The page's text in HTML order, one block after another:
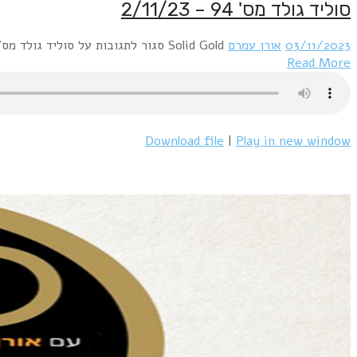
סוליד גולד מס' 94 – 2/11/23
03/11/2023 אורן עמרם Solid Gold סגור לתגובות על סוליד גולד מס' 94 – 2/
Read More
Download file | Play in new window